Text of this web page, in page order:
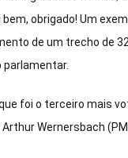
obrigado! Um
de um trecho de
parlamentar.
foi o terceiro mais
Wernersbach